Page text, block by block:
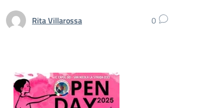
Rita Villarossa 0